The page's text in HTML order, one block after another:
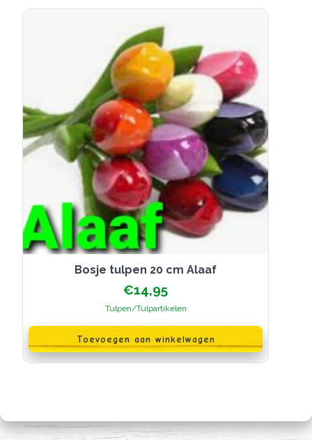
Bosje tulpen 20 cm Alaaf
€14,95
Tulpen/Tulpartikelen
Toevoegen aan winkelwagen